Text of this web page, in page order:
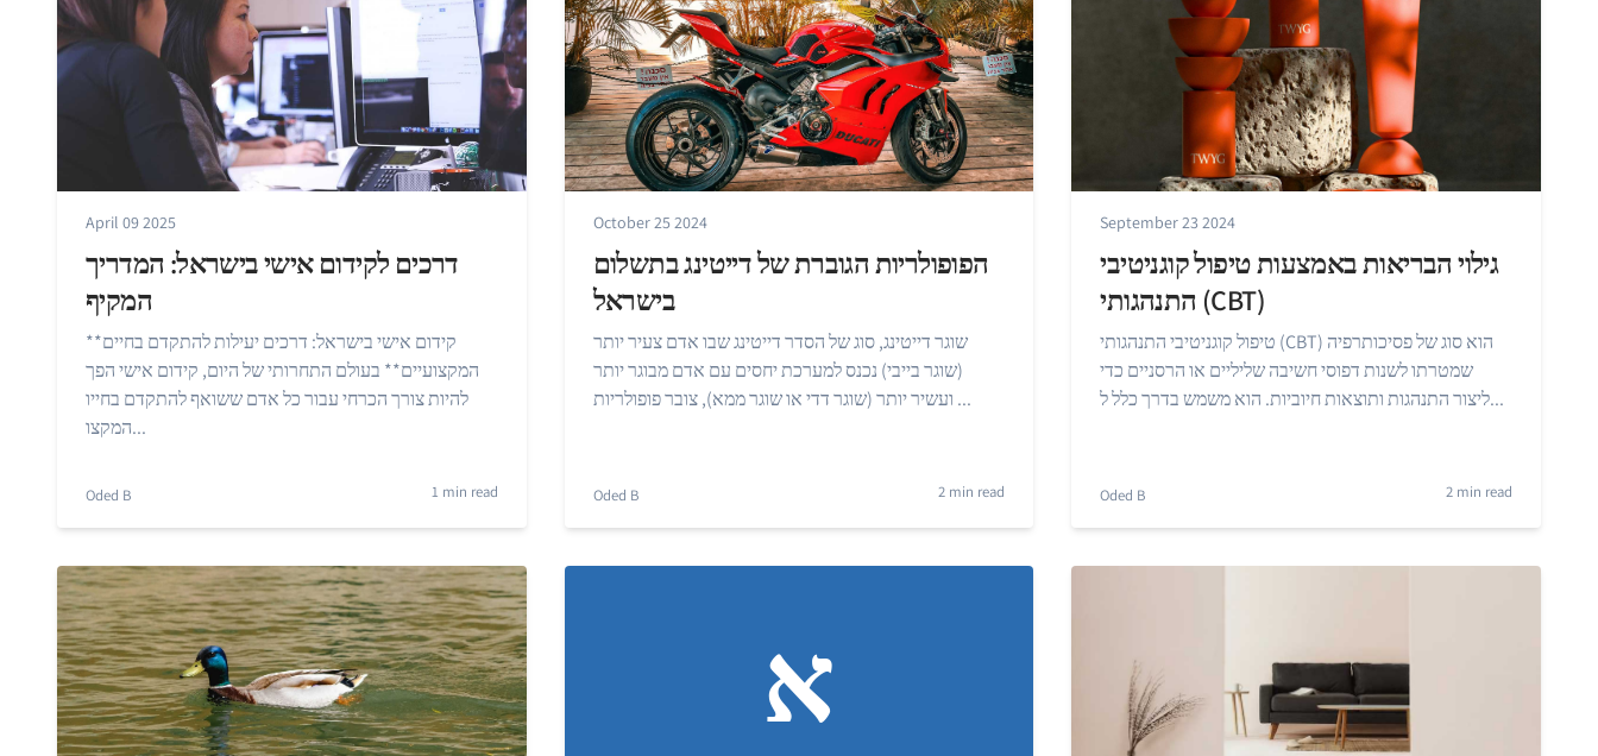
April 09 2025
דרכים לקידום אישי בישראל: המדריך
המקיף
**קידום אישי בישראל: דרכים יעילות להתקדם בחיים
המקצועיים** בעולם התחרותי של היום, קידום אישי הפך
להיות צורך הכרחי עבור כל אדם ששואף להתקדם בחייו
המקצו...
Oded B 1 min read
October 25 2024
הפופולריות הגוברת של דייטינג בתשלום
בישראל
שוגר דייטינג, סוג של הסדר דייטינג שבו אדם צעיר יותר
(שוגר בייבי) נכנס למערכת יחסים עם אדם מבוגר יותר
ועשיר יותר (שוגר דדי או שוגר ממא), צובר פופולריות ...
Oded B 2 min read
September 23 2024
גילוי הבריאות באמצעות טיפול קוגניטיבי
התנהגותי (CBT)
טיפול קוגניטיבי התנהגותי (CBT) הוא סוג של פסיכותרפיה
שמטרתו לשנות דפוסי חשיבה שליליים או הרסניים כדי
ליצור התנהגות ותוצאות חיוביות. הוא משמש בדרך כלל ל...
Oded B 2 min read
א